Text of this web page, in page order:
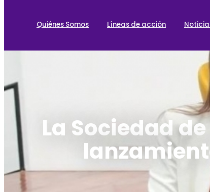
Quiénes Somos Líneas de acción
La Sociedad